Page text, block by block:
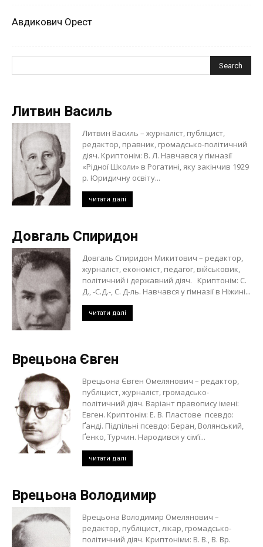
Авдикович Орест
Литвин Василь
Литвин Василь – журналіст, публіцист,
редактор, правник, громадсько-політичний
діяч. Криптонім: В. Л. Навчався у гімназії
«Рідної Школи» в Рогатині, яку закінчив 1929
р. Юридичну освіту...
читати далі
Довгаль Спиридон
Довгаль Спиридон Микитович – редактор,
журналіст, економіст, педагог, військовик,
політичний і державний діяч. Криптонім: С.
Д., -С.Д.-, С. Д-ль. Навчався у гімназії в Ніжині...
читати далі
Врецьона Євген
Врецьона Євген Омелянович – редактор,
публіцист, журналіст, громадсько-
політичний діяч. Варіант правопису імені:
Евген. Криптонім: Е. В. Пластове псевдо:
Ґанді. Підпільні псевдо: Беран, Волянський,
Ґенко, Турчин. Народився у сім’ї...
читати далі
Врецьона Володимир
Врецьона Володимир Омелянович –
редактор, публіцист, лікар, громадсько-
політичний діяч. Криптоніми: В. В., В. Вр.